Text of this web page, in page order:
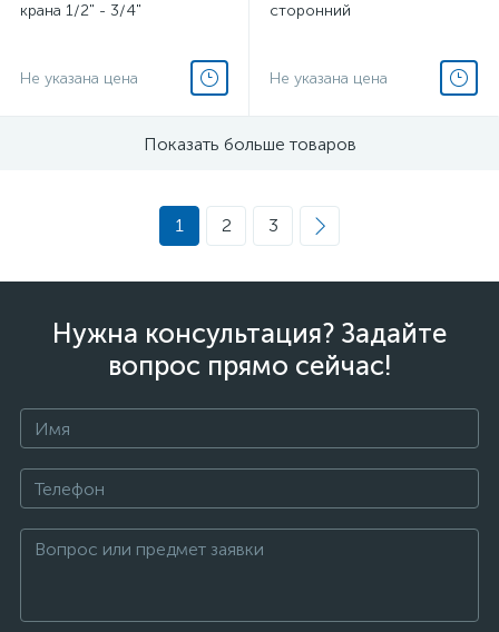
крана 1/2" - 3/4"
Не указана цена
сторонний
Не указана цена
Показать больше товаров
1 2 3
Нужна консультация? Задайте
вопрос прямо сейчас!